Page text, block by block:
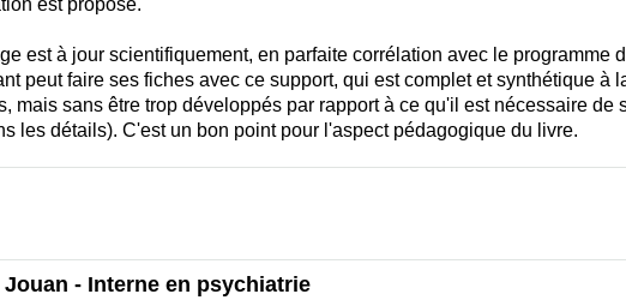
est proposé.
est à jour scientifiquement, en parfaite corrélation avec le programme
peut faire ses fiches avec ce support, qui est complet et synthétique à
mais sans être trop développés par rapport à ce qu'il est nécessaire de
les détails). C'est un bon point pour l'aspect pédagogique du livre.
Jouan - Interne en psychiatrie